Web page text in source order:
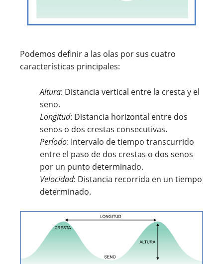
Podemos definir a las olas por sus cuatro
características principales:
Altura: Distancia vertical entre la cresta y el
seno.
Longitud: Distancia horizontal entre dos
senos o dos crestas consecutivas.
Período: Intervalo de tiempo transcurrido
entre el paso de dos crestas o dos senos
por un punto determinado.
Velocidad: Distancia recorrida en un tiempo
determinado.